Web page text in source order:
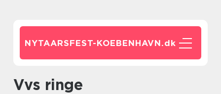
NYTAARSFEST-KOEBENHAVN.dk
vvs ringe